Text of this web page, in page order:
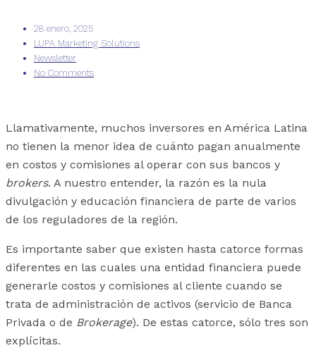
28 enero, 2025
LUPA Marketing Solutions
Newsletter
No Comments
Llamativamente, muchos inversores en América Latina
no tienen la menor idea de cuánto pagan anualmente
en costos y comisiones al operar con sus bancos y
brokers. A nuestro entender, la razón es la nula
divulgación y educación financiera de parte de varios
de los reguladores de la región.
Es importante saber que existen hasta catorce formas
diferentes en las cuales una entidad financiera puede
generarle costos y comisiones al cliente cuando se
trata de administración de activos (servicio de Banca
Privada o de Brokerage). De estas catorce, sólo tres son
explícitas.